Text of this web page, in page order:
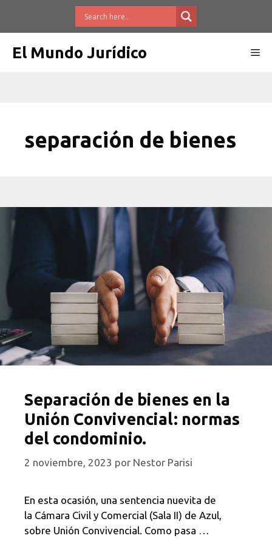
El Mundo Jurídico
separación de bienes
Separación de bienes en la
Unión Convivencial: normas
del condominio.
2 noviembre, 2023 por Nestor Parisi
En esta ocasión, una sentencia nuevita de
la Cámara Civil y Comercial (Sala II) de Azul,
sobre Unión Convivencial. Como pasa …